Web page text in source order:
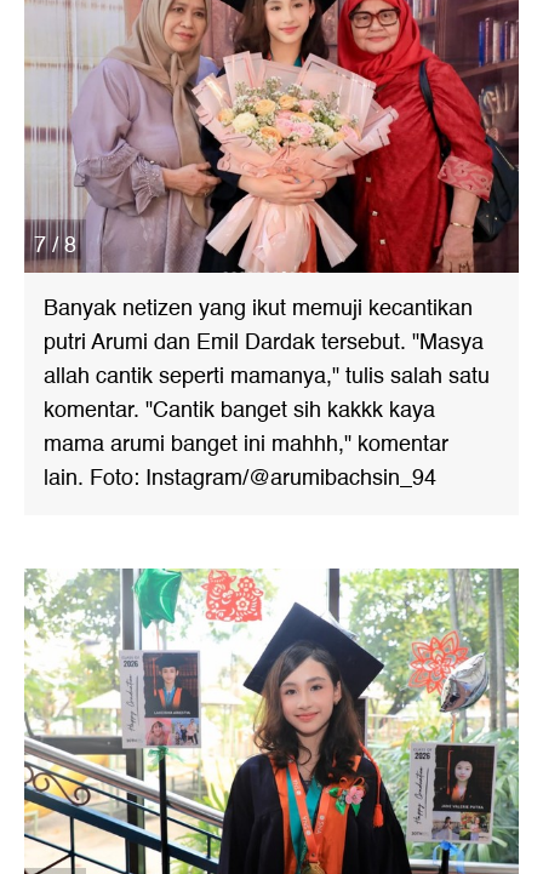
7 / 8
Banyak netizen yang ikut memuji kecantikan
putri Arumi dan Emil Dardak tersebut. "Masya
allah cantik seperti mamanya," tulis salah satu
komentar. "Cantik banget sih kakkk kaya
mama arumi banget ini mahhh," komentar
lain. Foto: Instagram/@arumibachsin_94